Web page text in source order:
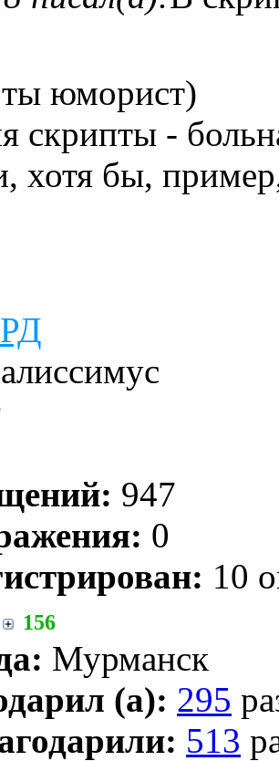
юморист)
скрипты -
хотя бы,
947
0
10
156
Мурманск
(а): 295
513